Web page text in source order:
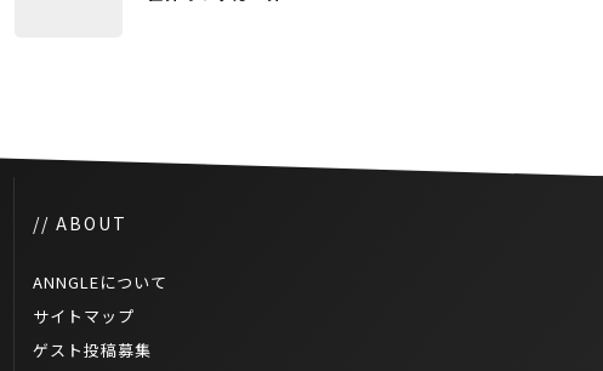
// ABOUT
ANNGLEについて
サイトマップ
ゲスト投稿募集